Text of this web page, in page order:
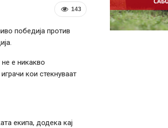
143
победија против
е никакво
кои стекнуваат
екипа, додека кај